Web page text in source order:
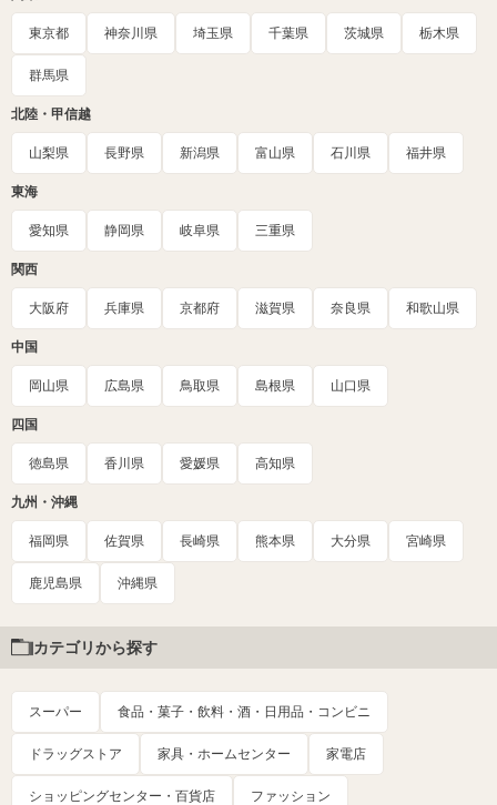
東京都 神奈川県 埼玉県 千葉県 茨城県 栃木県
群馬県
北陸・甲信越
山梨県 長野県 新潟県 富山県 石川県 福井県
東海
愛知県 静岡県 岐阜県 三重県
関西
大阪府 兵庫県 京都府 滋賀県 奈良県 和歌山県
中国
岡山県 広島県 鳥取県 島根県 山口県
四国
徳島県 香川県 愛媛県 高知県
九州・沖縄
福岡県 佐賀県 長崎県 熊本県 大分県 宮崎県
鹿児島県 沖縄県
カテゴリから探す
スーパー 食品・菓子・飲料・酒・日用品・コンビニ
ドラッグストア 家具・ホームセンター 家電店
ショッピングセンター・百貨店 ファッション